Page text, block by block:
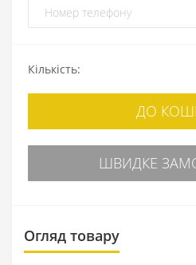
Кількість:
ДО
ШВИДКЕ
Огляд товару